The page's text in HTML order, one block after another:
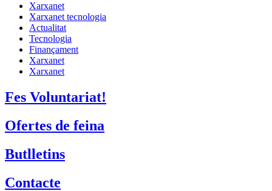
Xarxanet
Xarxanet tecnologia
Actualitat
Tecnologia
Finançament
Xarxanet
Xarxanet
Fes Voluntariat!
Ofertes de feina
Butlletins
Contacte